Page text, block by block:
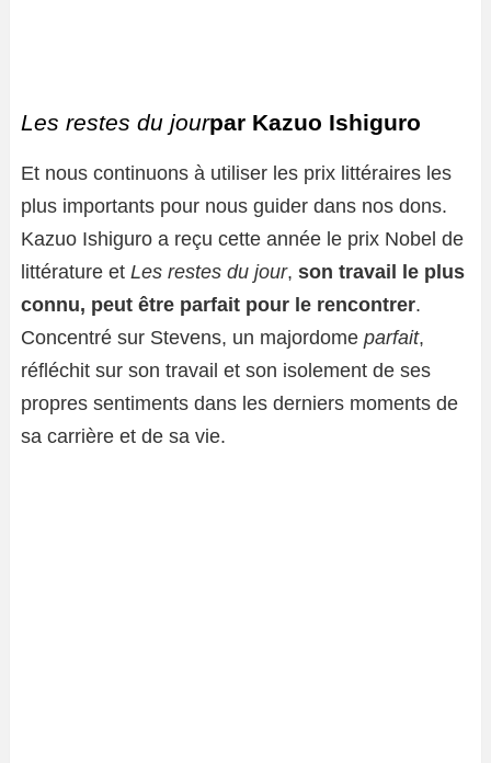
Les restes du jourpar Kazuo Ishiguro
Et nous continuons à utiliser les prix littéraires les
plus importants pour nous guider dans nos dons.
Kazuo Ishiguro a reçu cette année le prix Nobel de
littérature et Les restes du jour, son travail le plus
connu, peut être parfait pour le rencontrer.
Concentré sur Stevens, un majordome parfait,
réfléchit sur son travail et son isolement de ses
propres sentiments dans les derniers moments de
sa carrière et de sa vie.